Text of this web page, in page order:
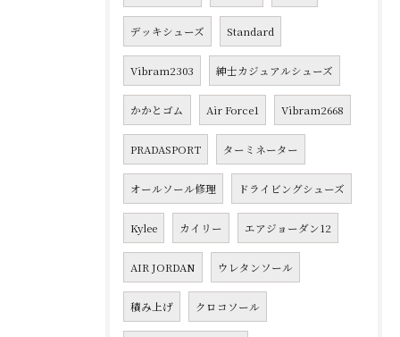
デッキシューズ Standard
Vibram2303 紳士カジュアルシューズ
かかとゴム Air Force1 Vibram2668
PRADASPORT ターミネーター
オールソール修理 ドライビングシューズ
Kylee カイリー エアジョーダン12
AIR JORDAN ウレタンソール
積み上げ クロコソール